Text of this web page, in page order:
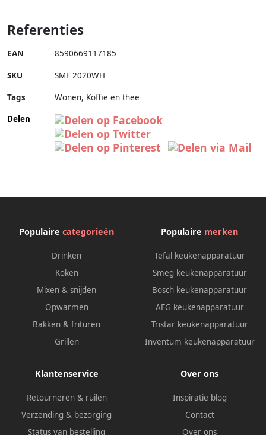
Referenties
EAN 8590669117185
SKU SMF 2020WH
Tags
Wonen, Koffie en thee
Delen
Populaire categorieën
Drinken
Koken
Mixen & snijden
Opwarmen
Bakken & frituren
Grillen
Populaire merken
Tefal keukenapparatuur
Smeg keukenapparatuur
Bosch keukenapparatuur
AEG keukenapparatuur
Tristar keukenapparatuur
Inventum keukenapparatuur
Klantenservice
Retourneren & ruilen
Verzending & bezorging
Status van bestelling
Over ons
Inspiratie blog
Contact
Over ons